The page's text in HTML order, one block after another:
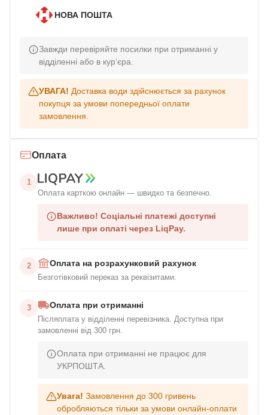
НОВА ПОШТА
Завжди перевіряйте посилки при отриманні у
відділенні або в кур’єра.
УВАГА! Доставка води здійснюється за рахунок
покупця за умови попередньої оплати
замовлення.
Оплата
1
Оплата карткою онлайн — швидко та безпечно.
Важливо! Соціальні платежі доступні
лише при оплаті через LiqPay.
2 Оплата на розрахунковий рахунок
Безготівковий переказ за реквізитами.
3 Оплата при отриманні
Післяплата у відділенні перевізника. Доступна при
замовленні від 300 грн.
Оплата при отриманні не працює для
УКРПОШТА.
Увага! Замовлення до 300 гривень
обробляються тільки за умови онлайн-оплати